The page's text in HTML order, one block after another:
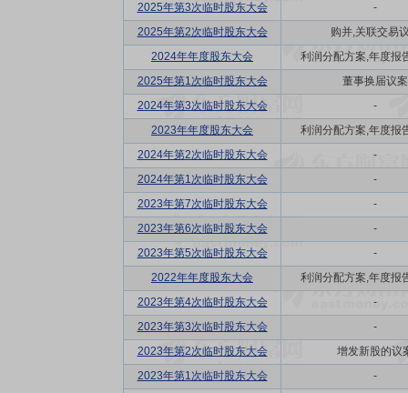
2025年第3次临时股东大会
-
2025年第2次临时股东大会
购并,关联交易
2024年年度股东大会
利润分配方案,年度报
2025年第1次临时股东大会
董事换届议案
2024年第3次临时股东大会
-
2023年年度股东大会
利润分配方案,年度报
2024年第2次临时股东大会
-
2024年第1次临时股东大会
-
2023年第7次临时股东大会
-
2023年第6次临时股东大会
-
2023年第5次临时股东大会
-
2022年年度股东大会
利润分配方案,年度报
2023年第4次临时股东大会
-
2023年第3次临时股东大会
-
2023年第2次临时股东大会
增发新股的议
2023年第1次临时股东大会
-